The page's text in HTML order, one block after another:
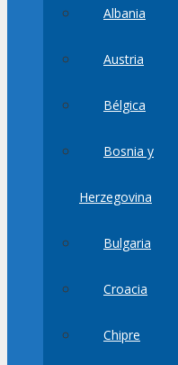
Albania
Austria
Bélgica
Bosnia y
Herzegovina
Bulgaria
Croacia
Chipre